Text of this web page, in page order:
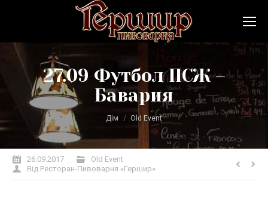
27.09 Футбол ПСЖ –
Бавария
Дім Old Event
26.09.2017
Old Event
Від Ресторан-Пивоварня «Гершир»